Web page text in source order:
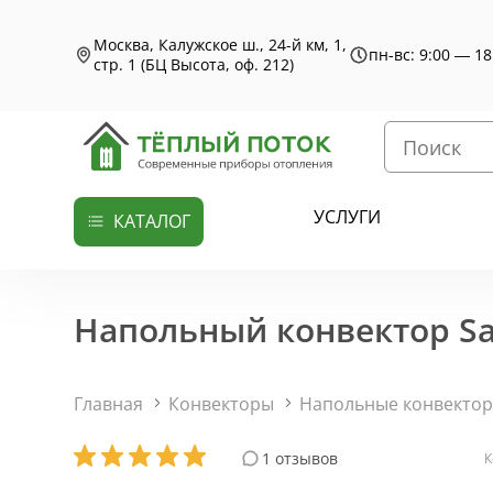
Москва, Калужское ш., 24-й км, 1,
стр. 1 (БЦ Высота, оф. 212)
пн-вс: 9:00 —
КАТАЛОГ УСЛУГИ
Напольный конвектор
Главная Конвекторы Напольные
1 отзывов